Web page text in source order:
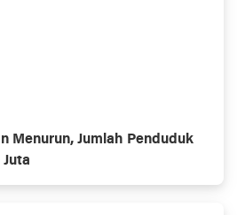
Menurun, Jumlah Penduduk
Juta